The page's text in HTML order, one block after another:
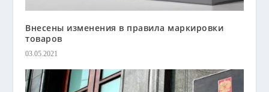
Внесены изменения в правила маркировки
товаров
03.05.2021